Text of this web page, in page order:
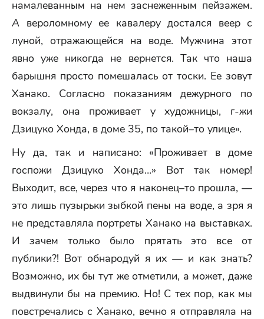
намалеванным на нем заснеженным пейзажем.
А вероломному ее кавалеру достался веер с
луной, отражающейся на воде. Мужчина этот
явно уже никогда не вернется. Так что наша
барышня просто помешалась от тоски. Ее зовут
Ханако. Согласно показаниям дежурного по
вокзалу, она проживает у художницы, г-жи
Дзицуко Хонда, в доме 35, по такой–то улице».
Ну да, так и написано: «Проживает в доме
госпожи Дзицуко Хонда…» Вот так номер!
Выходит, все, через что я наконец–то прошла, —
это лишь пузырьки зыбкой пены на воде, а зря я
не представляла портреты Ханако на выставках.
И зачем только было прятать это все от
публики?! Вот обнародуй я их — и как знать?
Возможно, их бы тут же отметили, а может, даже
выдвинули бы на премию. Но! С тех пор, как мы
повстречались с Ханако, вечно я отправляла на